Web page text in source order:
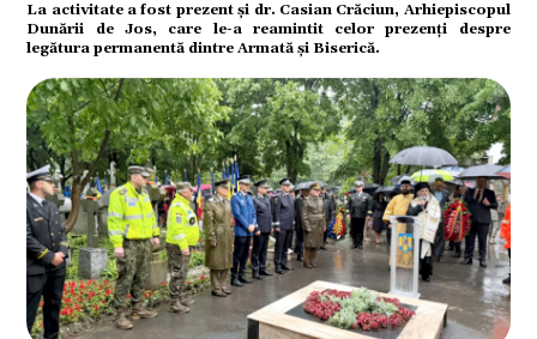
La activitate a fost prezent și dr. Casian Crăciun, Arhiepiscopul
Dunării de Jos, care le-a reamintit celor prezenți despre
legătura permanentă dintre Armată și Biserică.